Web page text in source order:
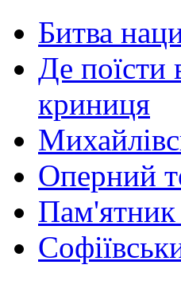
Битва
Де поїсти
криниця
Оперний